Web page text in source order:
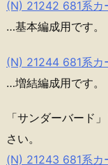
(N) 21242 681系
…基本編成用です。
(N) 21244 681系
…増結編成用です。
「サンダーバード
さい。
(N) 21243 681系カ